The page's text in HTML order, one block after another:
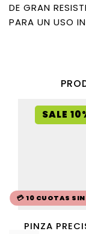
DE GRAN
PARA UN USO
SALE
💳 10 CUOTAS
PINZA